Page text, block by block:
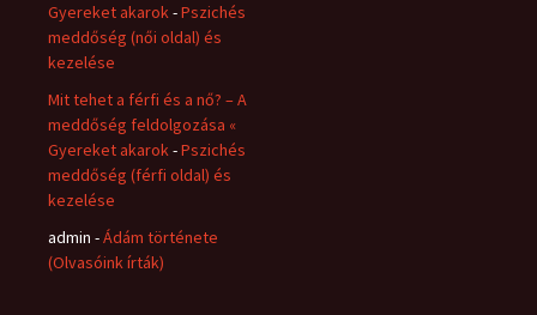
Gyereket akarok-Pszichés
meddőség (női oldal) és
kezelése
Mit tehet a férfi és a nő? – A
meddőség feldolgozása «
Gyereket akarok-Pszichés
meddőség (férfi oldal) és
kezelése
admin -Ádám története
(Olvasóink írták)